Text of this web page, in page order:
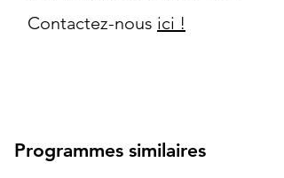
Contactez-nous ici !
Programmes similaires